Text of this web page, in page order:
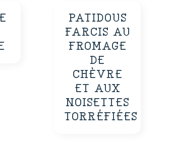
PATIDOUS
FARCIS AU
FROMAGE
DE
CHÈVRE
ET AUX
NOISETTES
TORRÉFIÉES